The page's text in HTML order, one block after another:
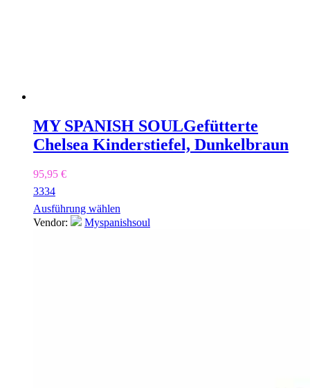
MY SPANISH SOULGefütterte
Chelsea Kinderstiefel, Dunkelbraun
95,95 €
3334
Ausführung wählen
Vendor:
Myspanishsoul